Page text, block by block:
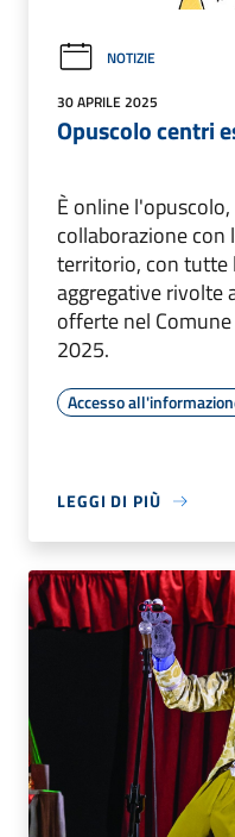
NOTIZIE
30 APRILE 2025
Opuscolo centri
È online
collaborazione con
territorio, con tutte
aggregative rivolte
offerte nel
2025.
Accesso
LEGGI DI PIÙ